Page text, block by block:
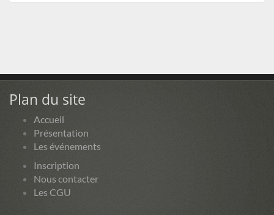
Plan du site
Accueil
Présentation
Les événements
Inscription
Nous contacter
Les CGU